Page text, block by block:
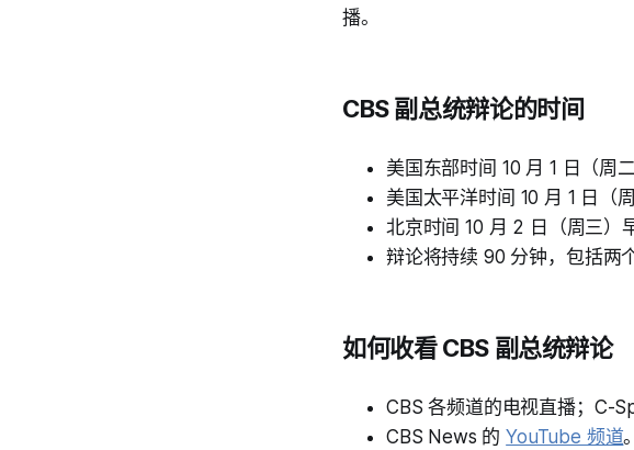
播。
CBS 副总统辩论的时间
美国东部时间 10 月 1 日（周
美国太平洋时间 10 月 1 日（
北京时间 10 月 2 日（周三）
辩论将持续 90 分钟，包括两
如何收看 CBS 副总统辩论
CBS 各频道的电视直播；C-
CBS News 的YouTube 频道。